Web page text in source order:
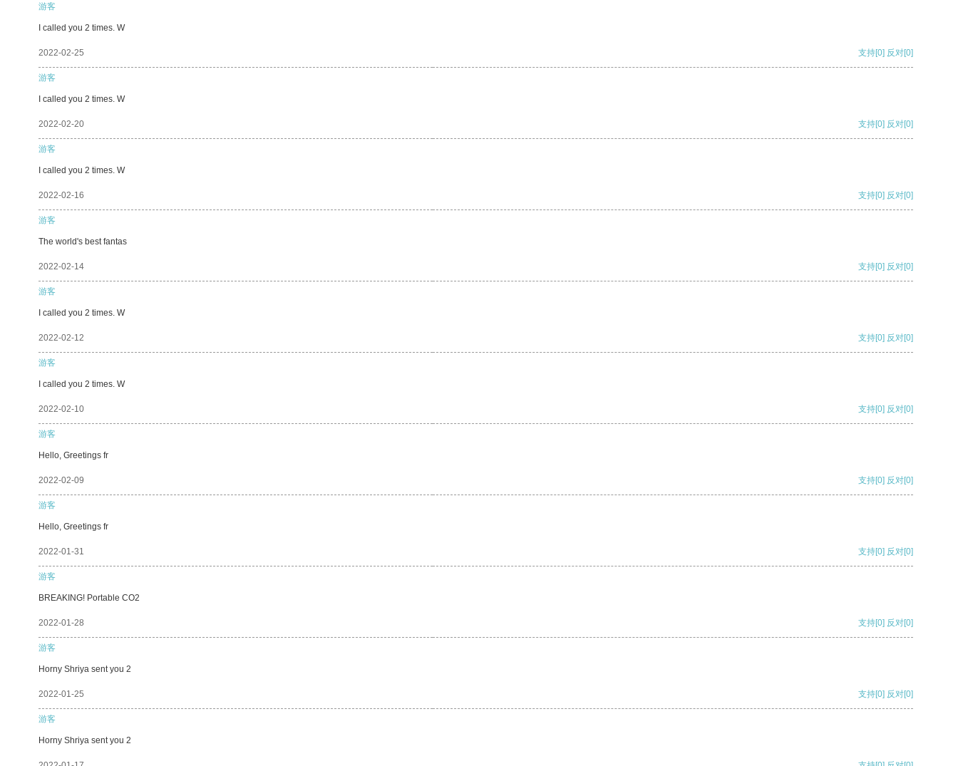
游客
I called you 2 times. W
2022-02-25 支持[0] 反对[0]
游客
I called you 2 times. W
2022-02-20 支持[0] 反对[0]
游客
I called you 2 times. W
2022-02-16 支持[0] 反对[0]
游客
The world's best fantas
2022-02-14 支持[0] 反对[0]
游客
I called you 2 times. W
2022-02-12 支持[0] 反对[0]
游客
I called you 2 times. W
2022-02-10 支持[0] 反对[0]
游客
Hello, Greetings fr
2022-02-09 支持[0] 反对[0]
游客
Hello, Greetings fr
2022-01-31 支持[0] 反对[0]
游客
BREAKING! Portable CO2
2022-01-28 支持[0] 反对[0]
游客
Horny Shriya sent you 2
2022-01-25 支持[0] 反对[0]
游客
Horny Shriya sent you 2